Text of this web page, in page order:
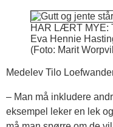
HAR LÆRT MYE:
Eva Hennie
(Foto: Marit
Medelev Tilo
– Man må inkludere
eksempel leker en lek